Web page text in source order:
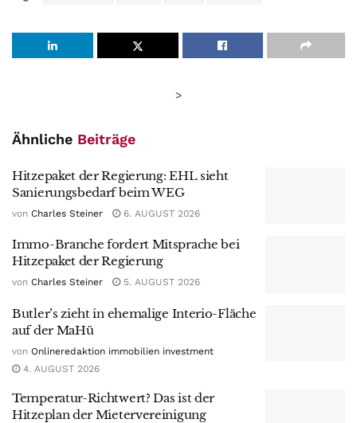
>
Ähnliche Beiträge
Hitzepaket der Regierung: EHL sieht
Sanierungsbedarf beim WEG
von Charles Steiner 6. AUGUST 2026
Immo-Branche fordert Mitsprache bei
Hitzepaket der Regierung
von Charles Steiner 5. AUGUST 2026
Butler’s zieht in ehemalige Interio-Fläche
auf der MaHü
von Onlineredaktion immobilien investment
4. AUGUST 2026
Temperatur-Richtwert? Das ist der
Hitzeplan der Mietervereinigung